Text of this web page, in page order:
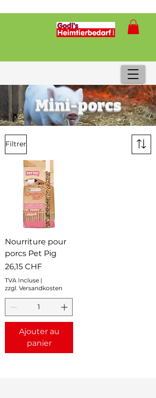
Mini-porcs
Filtrer
Nourriture pour
porcs Pet Pig
Prix
26,15 CHF
TVA Incluse |
zzgl. Versandkosten
Ajouter au
panier